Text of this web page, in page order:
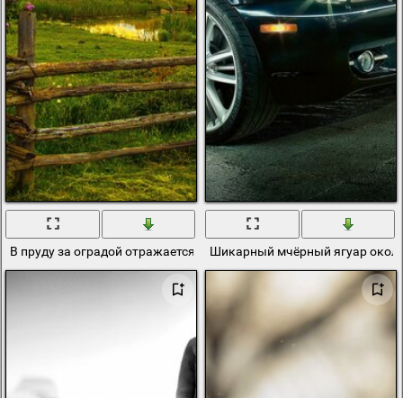
В пруду за оградой отражается вечерний закат
Шикарный мчёрный ягуар